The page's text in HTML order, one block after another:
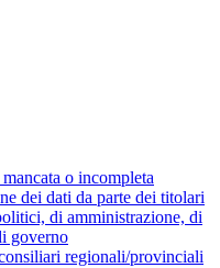
o incompleta
dei dati da parte dei titolari
di amministrazione, di
governo
regionali/provinciali